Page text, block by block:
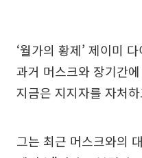
‘월가의 황제’ 제이미
과거 머스크와 장기간
지금은 지지자를 자처
그는 최근 머스크와의